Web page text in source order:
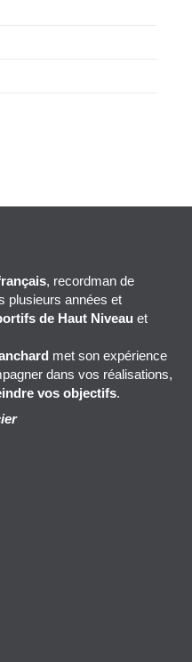
, recordman de
plusieurs années et
de Haut Niveau et
met son expérience
dans vos réalisations,
vos objectifs.